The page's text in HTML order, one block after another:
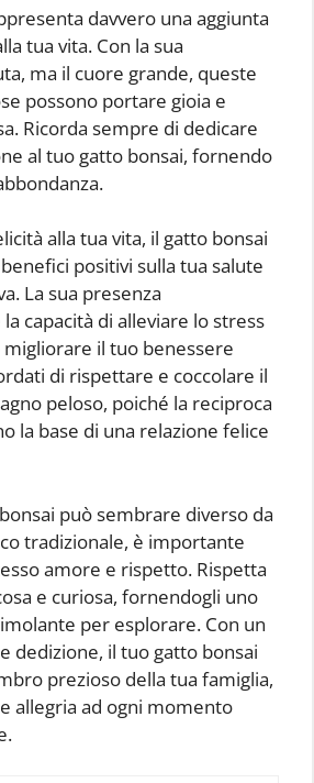
davvero una aggiunta
tua vita. Con la sua
ma il cuore grande, queste
possono portare gioia e
Ricorda sempre di dedicare
al tuo gatto bonsai, fornendo
alla tua vita, il gatto bonsai
positivi sulla tua salute
La sua presenza
capacità di alleviare lo stress
il tuo benessere
di rispettare e coccolare il
peloso, poiché la reciproca
la base di una relazione felice
può sembrare diverso da
tradizionale, è importante
amore e rispetto. Rispetta
e curiosa, fornendogli uno
per esplorare. Con un
dedizione, il tuo gatto bonsai
prezioso della tua famiglia,
allegria ad ogni momento